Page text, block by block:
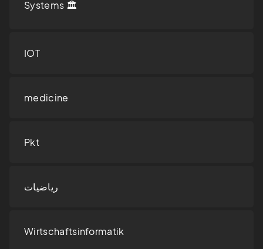
Systems 🏛️
IOT
medicine
Pkt
رياضيات
Wirtschaftsinformatik